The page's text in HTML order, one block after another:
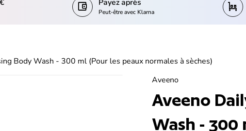
account_balance_wallet Payez après
Peut-être avec Klarna trolley
Body Wash - 300 ml (Pour les peaux normales à sèches)
Aveeno
Aveeno
Wash - 300